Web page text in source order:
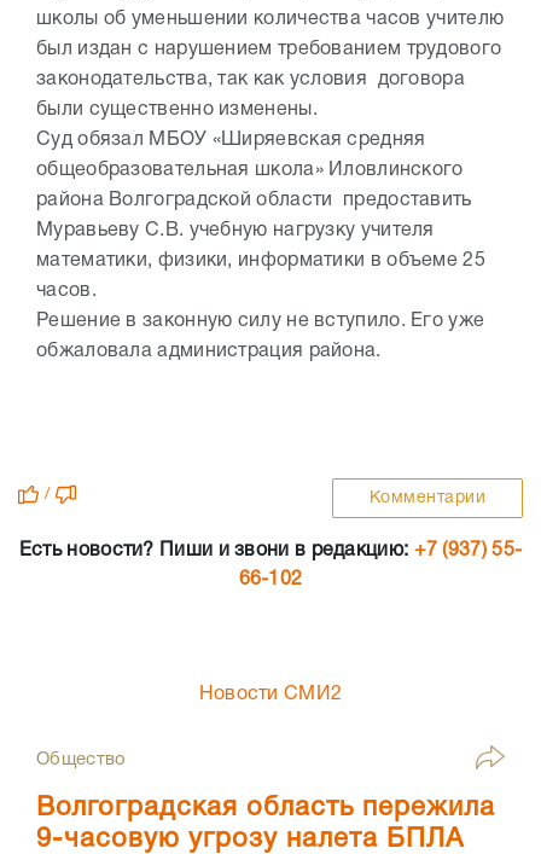
школы об уменьшении количества часов учителю
был издан с нарушением требованием трудового
законодательства, так как условия договора
были существенно изменены.
Суд обязал МБОУ «Ширяевская средняя
общеобразовательная школа» Иловлинского
района Волгоградской области предоставить
Муравьеву С.В. учебную нагрузку учителя
математики, физики, информатики в объеме 25
часов.
Решение в законную силу не вступило. Его уже
обжаловала администрация района.
/ Комментарии
Есть новости? Пиши и звони в редакцию: +7 (937) 55-
66-102
Новости СМИ2
Общество
Волгоградская область пережила
9-часовую угрозу налета БПЛА